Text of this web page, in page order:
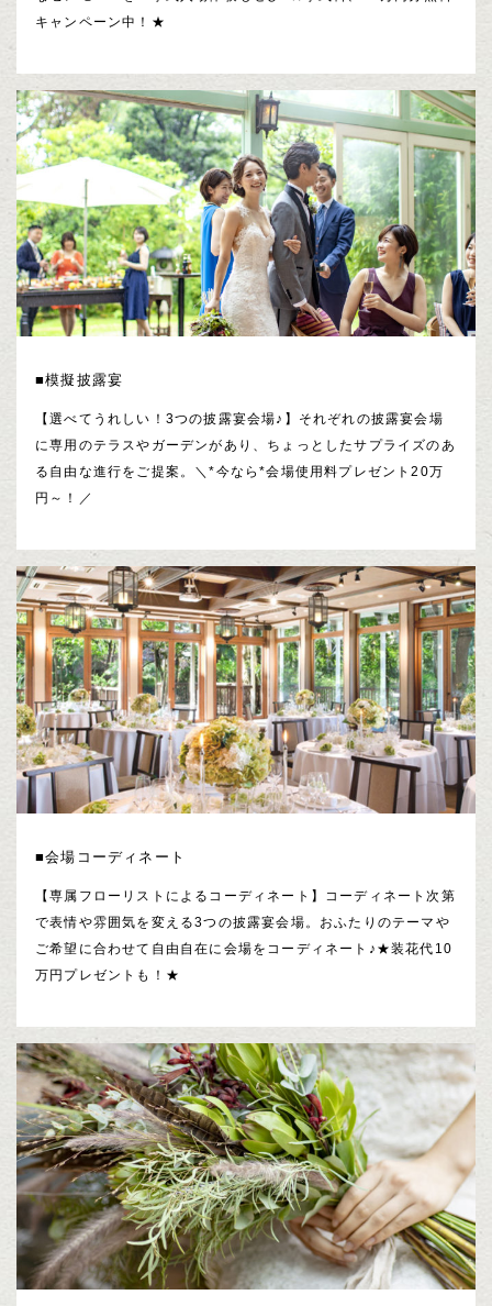
キャンペーン中！★
■模擬披露宴
【選べてうれしい！3つの披露宴会場♪】それぞれの披露宴会場
に専用のテラスやガーデンがあり、ちょっとしたサプライズのあ
る自由な進行をご提案。＼*今なら*会場使用料プレゼント20万
円～！／
■会場コーディネート
【専属フローリストによるコーディネート】コーディネート次第
で表情や雰囲気を変える3つの披露宴会場。おふたりのテーマや
ご希望に合わせて自由自在に会場をコーディネート♪★装花代10
万円プレゼントも！★